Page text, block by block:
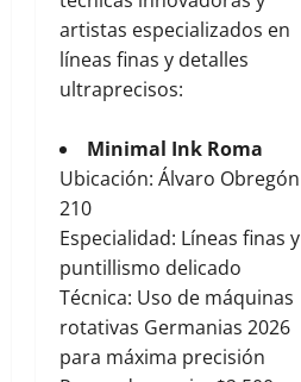
artistas especializados en
líneas finas y detalles
ultraprecisos:
Minimal Ink Roma
Ubicación: Álvaro Obregón
210
Especialidad: Líneas finas y
puntillismo delicado
Técnica: Uso de máquinas
rotativas Germanias 2026
para máxima precisión